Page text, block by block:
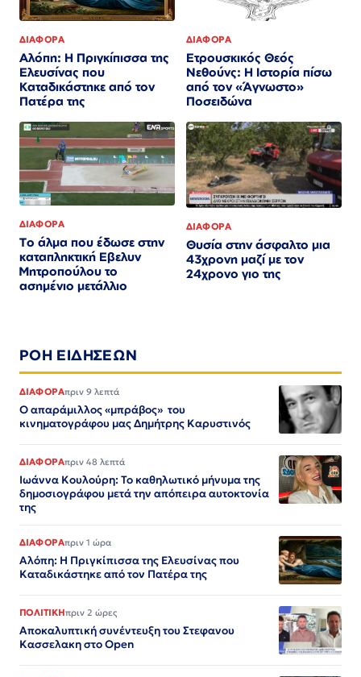
ΔΙΑΦΟΡΑ
Αλόπη: Η Πριγκίπισσα της
Ελευσίνας που
Καταδικάστηκε από τον
Πατέρα της
ΔΙΑΦΟΡΑ
Ετρουσκικός Θεός
Νεθούνς: Η Ιστορία πίσω
από τον «Άγνωστο»
Ποσειδώνα
ΔΙΑΦΟΡΑ
Το άλμα που έδωσε στην
καταπληκτική Εβελυν
Μητροπούλου το
ασημένιο μετάλλιο
ΔΙΑΦΟΡΑ
Θυσία στην άσφαλτο μια
43χρονη μαζί με τον
24χρονο γιο της
ΡΟΗ ΕΙΔΗΣΕΩΝ
ΔΙΑΦΟΡΑπριν 9 λεπτά
Ο απαράμιλλος «μπράβος» του
κινηματογράφου μας Δημήτρης Καρυστινός
ΔΙΑΦΟΡΑπριν 48 λεπτά
Ιωάννα Κουλούρη: Το καθηλωτικό μήνυμα της
δημοσιογράφου μετά την απόπειρα αυτοκτονία
της
ΔΙΑΦΟΡΑπριν 1 ώρα
Αλόπη: Η Πριγκίπισσα της Ελευσίνας που
Καταδικάστηκε από τον Πατέρα της
ΠΟΛΙΤΙΚΗπριν 2 ώρες
Αποκαλυπτική συνέντευξη του Στεφανου
Κασσελακη στο Open